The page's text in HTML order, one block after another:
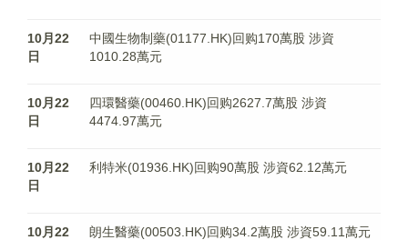
10月22
日
中國生物制藥(01177.HK)回购170萬股 涉資
1010.28萬元
10月22
日
四環醫藥(00460.HK)回购2627.7萬股 涉資
4474.97萬元
10月22
日
利特米(01936.HK)回购90萬股 涉資62.12萬元
10月22
朗生醫藥(00503.HK)回购34.2萬股 涉資59.11萬元